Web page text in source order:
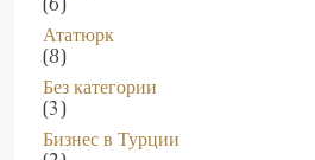
Ататюрк
(8)
Без категории
(3)
Бизнес в Турции
(2)